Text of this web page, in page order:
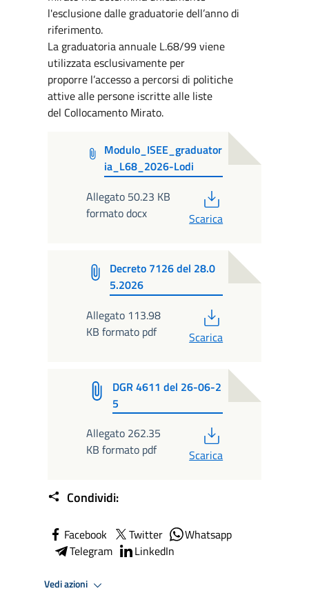
l'esclusione dalle graduatorie dell’anno di
riferimento.
La graduatoria annuale L.68/99 viene
utilizzata esclusivamente per
proporre l’accesso a percorsi di politiche
attive alle persone iscritte alle liste
del Collocamento Mirato.
Modulo_ISEE_graduator
ia_L68_2026-Lodi
Allegato 50.23 KB
formato docx
Scarica
Decreto 7126 del 28.0
5.2026
Allegato 113.98
KB formato pdf
Scarica
DGR 4611 del 26-06-2
5
Allegato 262.35
KB formato pdf
Scarica
Condividi:
Facebook Twitter
Whatsapp
Telegram
LinkedIn
Vedi azioni